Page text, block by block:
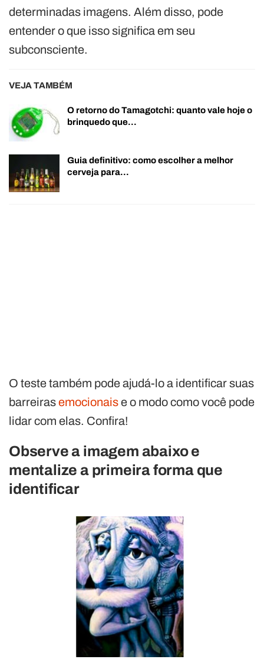
determinadas imagens. Além disso, pode
entender o que isso significa em seu
subconsciente.
VEJA TAMBÉM
O retorno do Tamagotchi: quanto vale hoje o
brinquedo que…
Guia definitivo: como escolher a melhor
cerveja para…
O teste também pode ajudá-lo a identificar suas
barreirasemocionaise o modo como você pode
lidar com elas. Confira!
Observe a imagem abaixo e
mentalize a primeira forma que
identificar